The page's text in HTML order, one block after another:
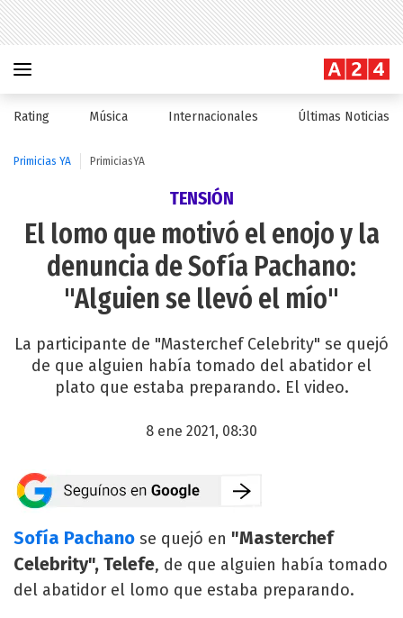
Rating Música Internacionales Últimas Noticias
Primicias YA PrimiciasYA
TENSIÓN
El lomo que motivó el enojo y la
denuncia de Sofía Pachano:
"Alguien se llevó el mío"
La participante de "Masterchef Celebrity" se quejó
de que alguien había tomado del abatidor el
plato que estaba preparando. El video.
8 ene 2021, 08:30
Sofía Pachano se quejó en "Masterchef
Celebrity", Telefe, de que alguien había tomado
del abatidor el lomo que estaba preparando.